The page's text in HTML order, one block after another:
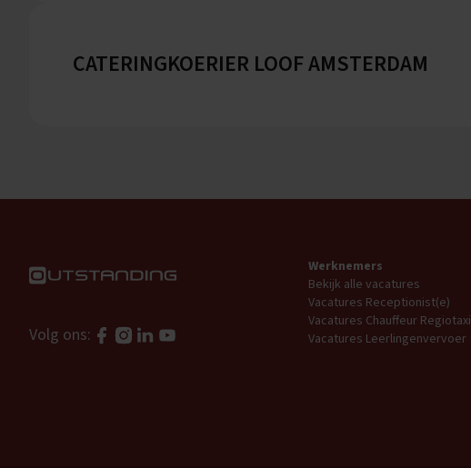
CATERINGKOERIER LOOF AMSTERDAM
Volg ons:
Werknemers
Bekijk alle vacatures
Vacatures Receptionist(e)
Vacatures Chauffeur Regiotaxi
Vacatures Leerlingenvervoer